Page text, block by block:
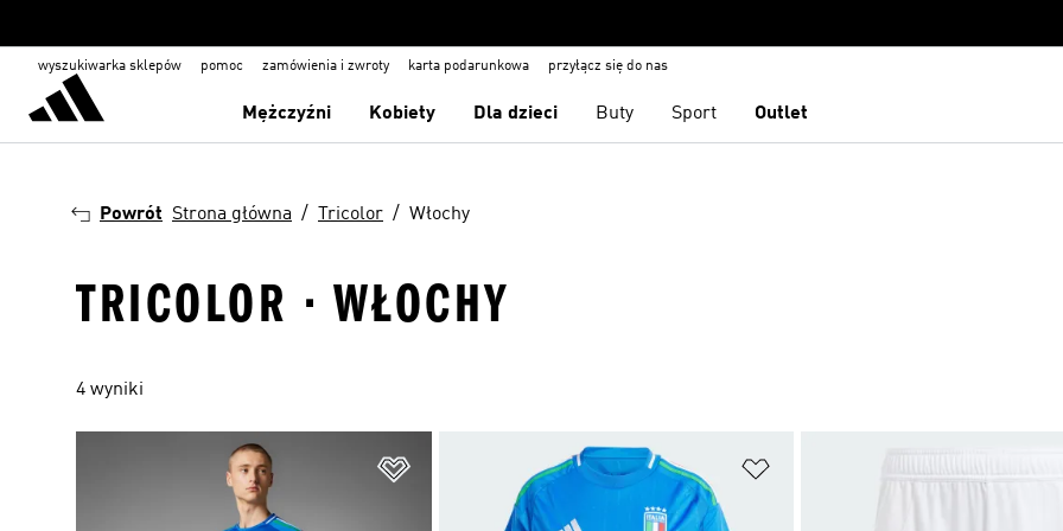
wyszukiwarka sklepów pomoc zamówienia i zwroty karta podarunkowa przyłącz się do nas
Mężczyźni Kobiety Dla dzieci Buty Sport Outlet
Powrót Strona główna Tricolor Włochy
TRICOLOR · WŁOCHY
4 wyniki
Dodaj do listy życzeń